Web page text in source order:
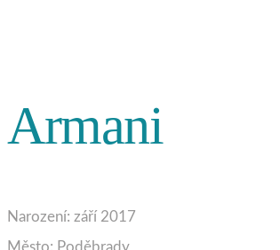
Armani
Narození: září 2017
Město: Poděbrady